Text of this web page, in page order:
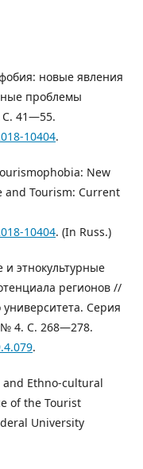
новые явления
проблемы
С. 41—55.
10404.
New
and Tourism: Current
10404. (In Russ.)
и этнокультурные
регионов //
Серия
№ 4. С. 268—278.
.
and Ethno-cultural
of the Tourist
University